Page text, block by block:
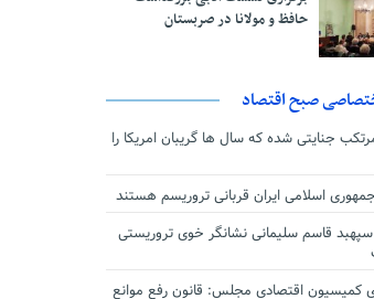
حافظ و مولانا در صربستان
صبح اقتصاد
جنایتی شده که سال ها گریبان امریکا را
اسلامی ایران قربانی تروریسم هستند
قاسم سلیمانی نشانگر خوی تروریستی
کمیسیون اقتصادی مجلس: قانون رفع موانع